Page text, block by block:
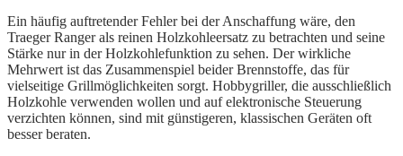
Ein häufig auftretender Fehler bei der Anschaffung wäre, den
Traeger Ranger als reinen Holzkohleersatz zu betrachten und seine
Stärke nur in der Holzkohlefunktion zu sehen. Der wirkliche
Mehrwert ist das Zusammenspiel beider Brennstoffe, das für
vielseitige Grillmöglichkeiten sorgt. Hobbygriller, die ausschließlich
Holzkohle verwenden wollen und auf elektronische Steuerung
verzichten können, sind mit günstigeren, klassischen Geräten oft
besser beraten.